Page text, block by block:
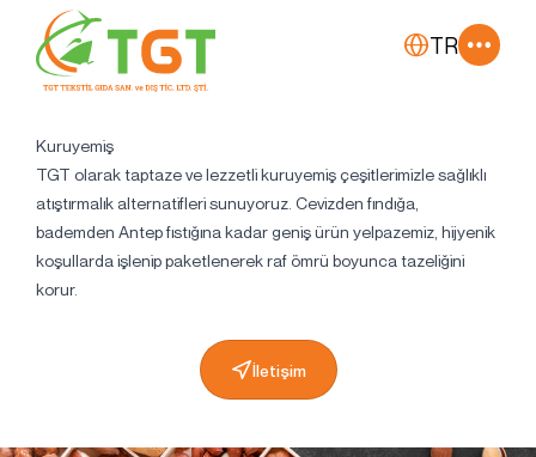
TR
Kuruyemiş
TGT olarak taptaze ve lezzetli kuruyemiş çeşitlerimizle sağlıklı
atıştırmalık alternatifleri sunuyoruz. Cevizden fındığa,
bademden Antep fıstığına kadar geniş ürün yelpazemiz, hijyenik
koşullarda işlenip paketlenerek raf ömrü boyunca tazeliğini
korur.
İletişim